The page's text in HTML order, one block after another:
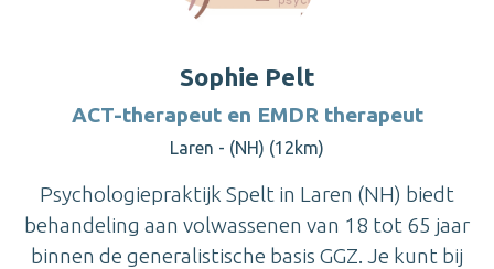
Sophie Pelt
ACT-therapeut en EMDR therapeut
Laren - (NH) (12km)
Psychologiepraktijk Spelt in Laren (NH) biedt
behandeling aan volwassenen van 18 tot 65 jaar
binnen de generalistische basis GGZ. Je kunt bij